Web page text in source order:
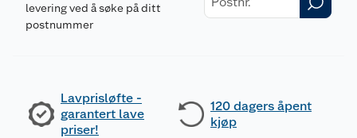
levering ved å søke på ditt
postnummer
Lavprisløfte -
garantert lave
priser!
120 dagers åpent
kjøp